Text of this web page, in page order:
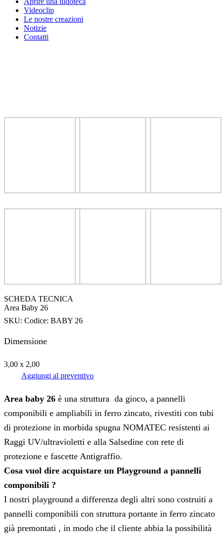
Videoclip
Le nostre creazioni
Notizie
Contatti
SCHEDA TECNICA
Area Baby 26
SKU: Codice: BABY 26
Dimensione
3,00 x 2,00
Aggiungi al preventivo
Area baby 26 è una struttura da gioco, a pannelli
componibili e ampliabili in ferro zincato, rivestiti con tubi
di protezione in morbida spugna NOMATEC resistenti ai
Raggi UV/ultravioletti e alla Salsedine con rete di
protezione e fascette Antigraffio.
Cosa vuol dire acquistare un Playground a pannelli
componibili ?
I nostri playground a differenza degli altri sono costruiti a
pannelli componibili con struttura portante in ferro zincato
già premontati , in modo che il cliente abbia la possibilità